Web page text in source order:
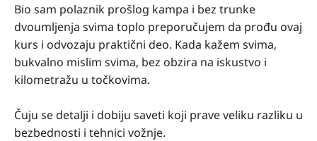
Bio sam polaznik prošlog kampa i bez trunke
dvoumljenja svima toplo preporučujem da prođu ovaj
kurs i odvozaju praktični deo. Kada kažem svima,
bukvalno mislim svima, bez obzira na iskustvo i
kilometražu u točkovima.
Čuju se detalji i dobiju saveti koji prave veliku razliku u
bezbednosti i tehnici vožnje.